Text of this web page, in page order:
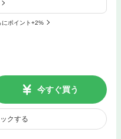
にポイント+2%
今すぐ買う
クする